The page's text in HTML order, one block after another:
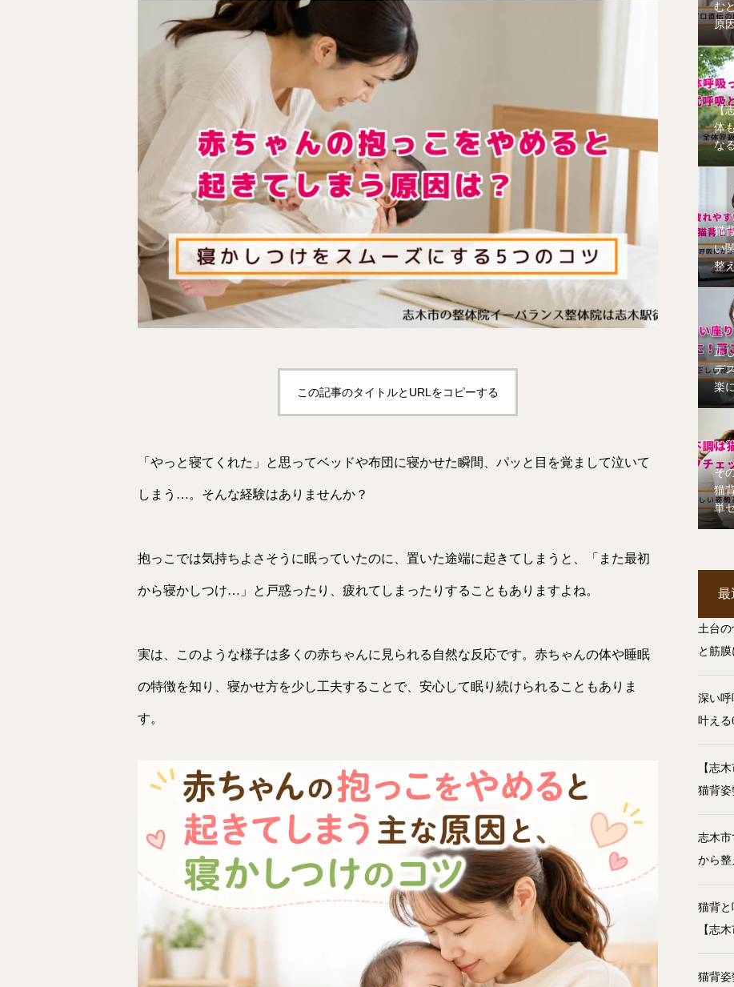
この記事のタイトルとURLをコピーする
「やっと寝てくれた」と思ってベッドや布団に寝かせた瞬間、パッと目を覚まして泣いて
しまう…。そんな経験はありませんか？
抱っこでは気持ちよさそうに眠っていたのに、置いた途端に起きてしまうと、「また最初
から寝かしつけ…」と戸惑ったり、疲れてしまったりすることもありますよね。
実は、このような様子は多くの赤ちゃんに見られる自然な反応です。赤ちゃんの体や睡眠
の特徴を知り、寝かせ方を少し工夫することで、安心して眠り続けられることもありま
す。
む
原
と
【
体
な
猫
猫
い
整
【
バ
院
正
デ
楽
て
痛
そ
猫
単
ク
最
土台の
と筋
深い呼
叶える
【志
猫背
志木
から整
猫背
【志
猫背